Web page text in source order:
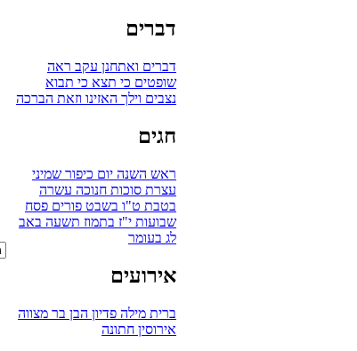
דברים
דברים ואתחנן עקב ראה
שופטים כי תצא כי תבוא
נצבים וילך האזינו וזאת הברכה
חגים
ראש השנה יום כיפור שמיני
עצרת סוכות חנוכה עשרה
בטבת ט"ו בשבט פורים פסח
שבועות י"ז בתמוז תשעה באב
לג בעומר
אירועים
ברית מילה פדיון הבן בר מצווה
אירוסין חתונה